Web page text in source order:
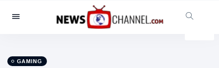
Kategorien
Soziales & Spaß
GAMING